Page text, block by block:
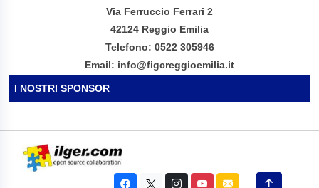
Via Ferruccio Ferrari 2
42124 Reggio Emilia
Telefono: 0522 305946
Email: info@figcreggioemilia.it
I NOSTRI SPONSOR